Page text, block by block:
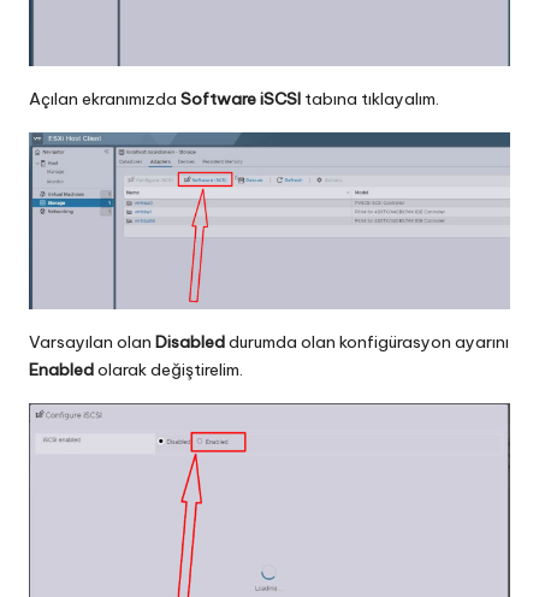
Açılan ekranımızda Software iSCSI tabına tıklayalım.
Varsayılan olan Disableddurumda olan konfigürasyon ayarını
Enabledolarak değiştirelim.